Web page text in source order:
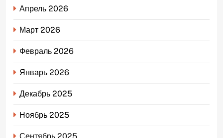
Апрель 2026
Март 2026
Февраль 2026
Январь 2026
Декабрь 2025
Ноябрь 2025
Сентябрь 2025